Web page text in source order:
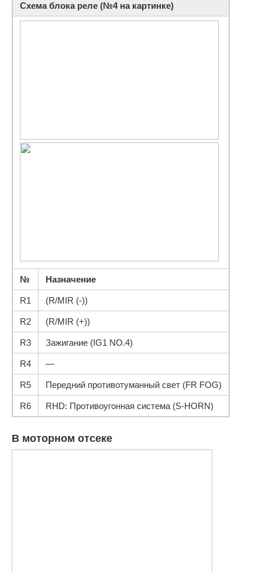
Схема блока реле (№4 на картинке)
№ Назначение
R1 (R/MIR (-))
R2 (R/MIR (+))
R3 Зажигание (IG1 NO.4)
R4 —
R5 Передний противотуманный свет (FR FOG)
R6 RHD: Противоугонная система (S-HORN)
В моторном отсеке